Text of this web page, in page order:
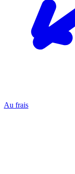
Au frais